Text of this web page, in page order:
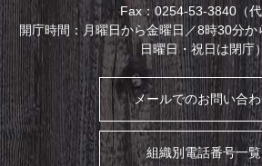
Fax：0254-53-3840（代
開庁時間：月曜日から金曜日／8時30分か
日曜日・祝日は閉庁
メールでのお問い合
組織別電話番号一覧